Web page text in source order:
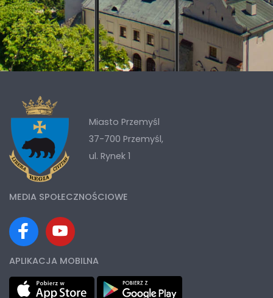
Miasto Przemyśl
37-700 Przemyśl,
ul. Rynek 1
MEDIA SPOŁECZNOŚCIOWE
APLIKACJA MOBILNA